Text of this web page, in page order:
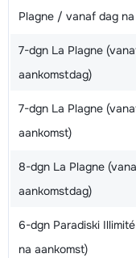
Plagne / vanaf dag
7-dgn La Plagne
aankomstdag)
7-dgn La Plagne
aankomst)
8-dgn La Plagne
aankomstdag)
6-dgn Paradiski
na aankomst)